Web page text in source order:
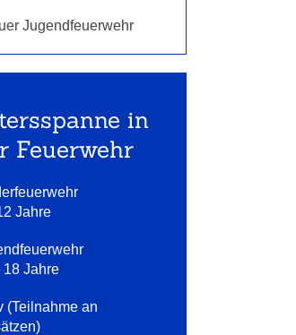
Jugendfeuerwehr
in
Feuerwehr
Jahre
18 Jahre
(Teilnahme an